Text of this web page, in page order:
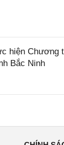
hiện Chương
Bắc Ninh